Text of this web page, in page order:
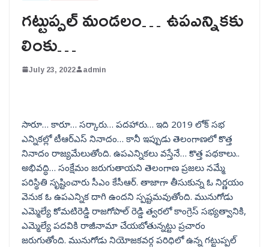
గట్టుప్పల్ మండలం… ఉపఎన్నికకు
లింకు…
July 23, 2022 admin
సారూ… కారూ… సర్కారు… పదహారు… ఇది 2019 లోక్ సభ
ఎన్నికల్లో టీఆర్ఎస్ నినాదం… కానీ ఇప్పుడు తెలంగాణలో కొత్త
నినాదం రాజ్యమేలుతోంది. ఉపఎన్నికలు వస్తేనే… కొత్త పథకాలు..
అభివద్ధి… సంక్షేమం జరుగుతాయని తెలంగాణ ప్రజలు నమ్మే
పరిస్థితి సృష్టించారు సీఎం కేసీఆర్. తాజాగా తీసుకున్న ఓ నిర్ణయం
వెనుక ఓ ఉపఎన్నిక దాగి ఉందని స్పష్టమవుతోంది. మునుగోడు
ఎమ్మెల్యే కోమటిరెడ్డి రాజగోపాల్ రెడ్డి త్వరలో కాంగ్రెస్ సభ్యత్వానికి,
ఎమ్మెల్యే పదవికి రాజీనామా చేయబోతున్నట్టు ప్రచారం
జరుగుతోంది. మునుగోడు నియోజకవర్గ పరిధిలో ఉన్న గట్టుప్పల్